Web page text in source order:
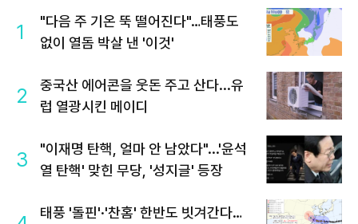
1
"다음 주 기온 뚝 떨어진다"…태풍도
없이 열돔 박살 낸 '이것'
2
중국산 에어콘을 웃돈 주고 산다...유
럽 열광시킨 메이디
3
"이재명 탄핵, 얼마 안 남았다"...'윤석
열 탄핵' 맞힌 무당, '성지글' 등장
태풍 '돌핀'·'찬홈' 한반도 빗겨간다…